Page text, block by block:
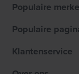
Populaire
Populaire
Klantenservice